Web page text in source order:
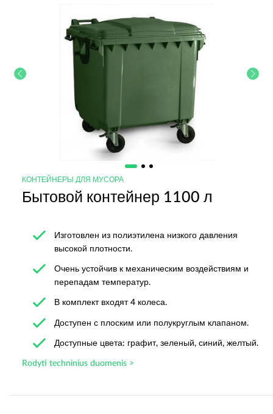
КОНТЕЙНЕРЫ ДЛЯ МУСОРА
Бытовой контейнер 1100 л
Изготовлен из полиэтилена низкого давления
высокой плотности.
Очень устойчив к механическим воздействиям и
перепадам температур.
В комплект входят 4 колеса.
Доступен с плоским или полукруглым клапаном.
Доступные цвета: графит, зеленый, синий, желтый.
Rodyti techninius duomenis >